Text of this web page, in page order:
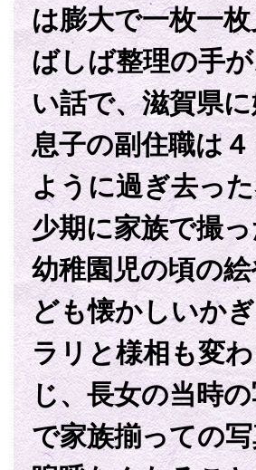
は膨大で一枚一
ばしば整理の手
い話で、滋賀県
息子の副住職は
ように過ぎ去っ
少期に家族で撮
幼稚園児の頃の
ども懐かしいか
ラリと様相も変
じ、長女の当時
で家族揃っての